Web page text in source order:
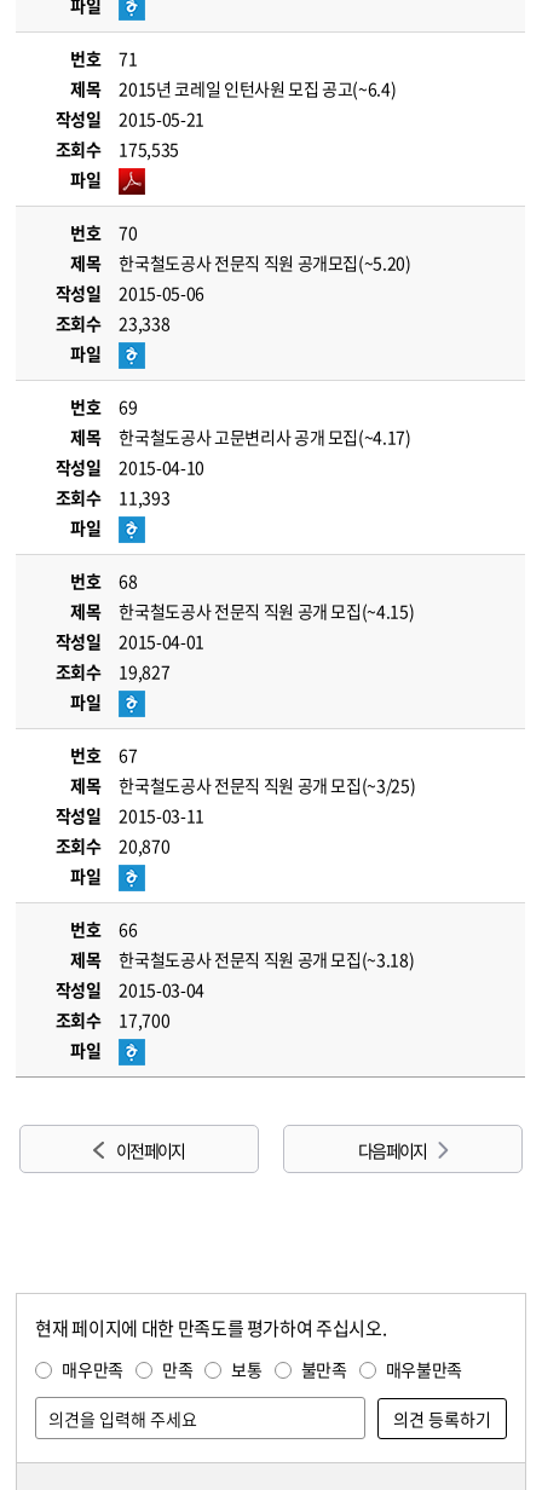
파일
번호
71
제목
2015년 코레일 인턴사원 모집 공고(~6.4)
작성일
2015-05-21
조회수
175,535
파일
번호
70
제목
한국철도공사 전문직 직원 공개모집(~5.20)
작성일
2015-05-06
조회수
23,338
파일
번호
69
제목
한국철도공사 고문변리사 공개 모집(~4.17)
작성일
2015-04-10
조회수
11,393
파일
번호
68
제목
한국철도공사 전문직 직원 공개 모집(~4.15)
작성일
2015-04-01
조회수
19,827
파일
번호
67
제목
한국철도공사 전문직 직원 공개 모집(~3/25)
작성일
2015-03-11
조회수
20,870
파일
번호
66
제목
한국철도공사 전문직 직원 공개 모집(~3.18)
작성일
2015-03-04
조회수
17,700
파일
이전 페이지 다음 페이지
현재 페이지에 대한 만족도를 평가하여 주십시오.
매우만족 만족 보통 불만족 매우불만족